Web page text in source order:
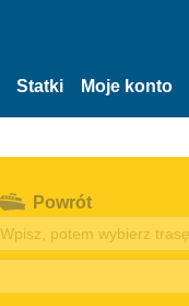
Statki Moje konto
Powrót